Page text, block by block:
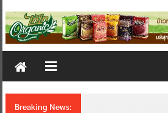
Thailand
New
Breaking News: